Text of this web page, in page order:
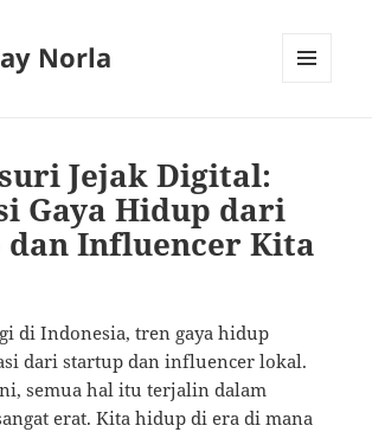
Norla
Jejak Digital:
Gaya Hidup dari
Influencer Kita
di Indonesia, tren gaya hidup
dari startup dan influencer lokal.
semua hal itu terjalin dalam
erat. Kita hidup di era di mana